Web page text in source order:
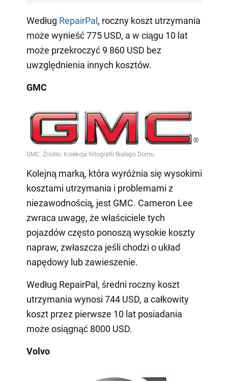
Według RepairPal, roczny koszt utrzymania
może wynieść 775 USD, a w ciągu 10 lat
może przekroczyć 9 860 USD bez
uwzględnienia innych kosztów.
GMC
Kolejną marką, która wyróżnia się wysokimi
kosztami utrzymania i problemami z
niezawodnością, jest GMC. Cameron Lee
zwraca uwagę, że właściciele tych
pojazdów często ponoszą wysokie koszty
napraw, zwłaszcza jeśli chodzi o układ
napędowy lub zawieszenie.
Według RepairPal, średni roczny koszt
utrzymania wynosi 744 USD, a całkowity
koszt przez pierwsze 10 lat posiadania
może osiągnąć 8000 USD.
Volvo